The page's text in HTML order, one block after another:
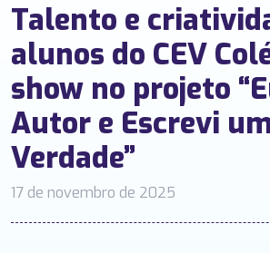
Talento e
alunos do CEV
show no projeto
Autor e Escrevi
Verdade”
17 de novembro de 2025